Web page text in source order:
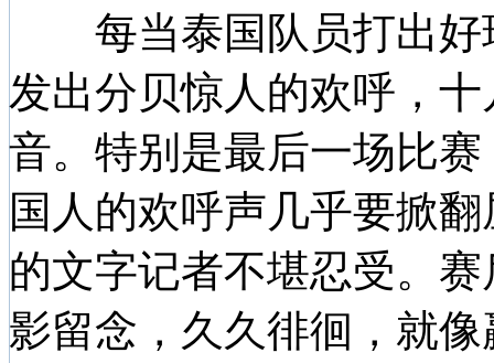
每当泰国队员打出好
发出分贝惊人的欢呼，
音。特别是最后一场比
国人的欢呼声几乎要掀
的文字记者不堪忍受。
影留念，久久徘徊，就